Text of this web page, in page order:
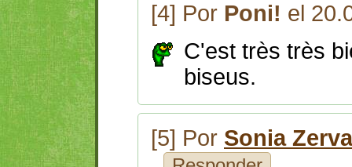
[4] Por Poni! el
C'est très très
biseus.
[5] Por Sonia